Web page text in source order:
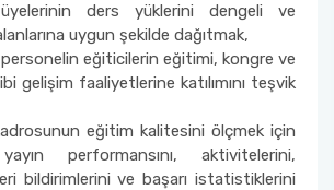
ders yüklerini dengeli ve
uygun şekilde dağıtmak,
eğiticilerin eğitimi, kongre ve
gelişim faaliyetlerine katılımını teşvik
eğitim kalitesini ölçmek için
performansını, aktivitelerini,
bildirimlerini ve başarı istatistiklerini
Ölçme ve Değerlendirme
ve Sınav Yönetimi
ve Bilgisayar